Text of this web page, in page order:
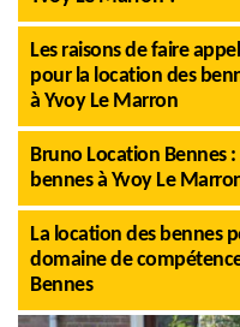
Les raisons de faire
pour la location des
à Yvoy Le Marron
Bruno Location Bennes
bennes à Yvoy Le
La location des bennes
domaine de
Bennes